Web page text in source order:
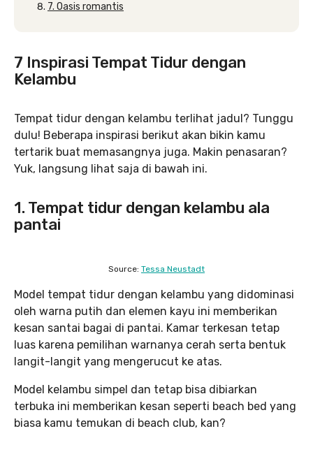
7. Oasis romantis
7 Inspirasi Tempat Tidur dengan
Kelambu
Tempat tidur dengan kelambu terlihat jadul? Tunggu
dulu! Beberapa inspirasi berikut akan bikin kamu
tertarik buat memasangnya juga. Makin penasaran?
Yuk, langsung lihat saja di bawah ini.
1. Tempat tidur dengan kelambu ala
pantai
Source: Tessa Neustadt
Model tempat tidur dengan kelambu yang didominasi
oleh warna putih dan elemen kayu ini memberikan
kesan santai bagai di pantai. Kamar terkesan tetap
luas karena pemilihan warnanya cerah serta bentuk
langit-langit yang mengerucut ke atas.
Model kelambu simpel dan tetap bisa dibiarkan
terbuka ini memberikan kesan seperti beach bed yang
biasa kamu temukan di beach club, kan?